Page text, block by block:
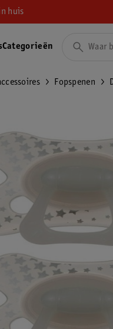
huis
Categorieën
Fopspenen